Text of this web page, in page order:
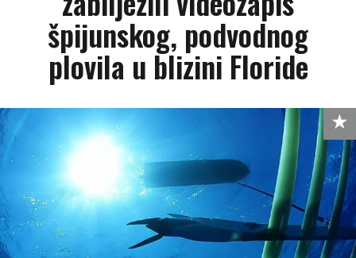
špijunskog, podvodnog
plovila u blizini Floride